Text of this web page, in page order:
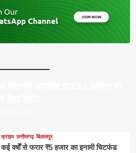
क्राइम छत्तीसगढ़ बिलासपुर
कई वर्षों से फरार ₹5 हजार का इनामी चिटफंड